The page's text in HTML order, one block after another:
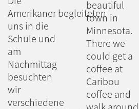
Amerikaner begleiteten
uns in die
Schule und
am
Nachmittag
besuchten
wir
verschiedene
beautiful
town in
Minnesota.
There we
could get a
coffee at
Caribou
coffee and